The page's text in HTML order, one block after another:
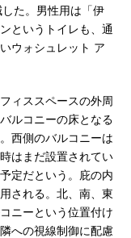
た。男性用は「伊
というトイレも、通
ウォシュレット ア
ィススペースの外周
ルコニーの床となる
西側のバルコニーは
はまだ設置されてい
定だという。庇の内
される。北、南、東
ニーという位置付け
への視線制御に配慮